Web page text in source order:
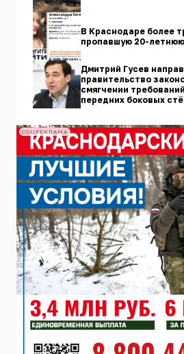
В Краснодаре более
пропавшую 20-
Дмитрий Гусев
правительство
смягчении
передних боковых
СОЦРЕКЛАМА